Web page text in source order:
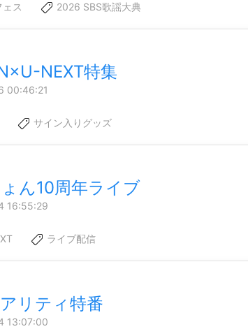
ェス 2026 SBS歌謡大典
NEXT特集
00:46:21
サイン入りグッズ
ん10周年ライブ
16:55:29
ライブ配信
リティ特番
13:07:00